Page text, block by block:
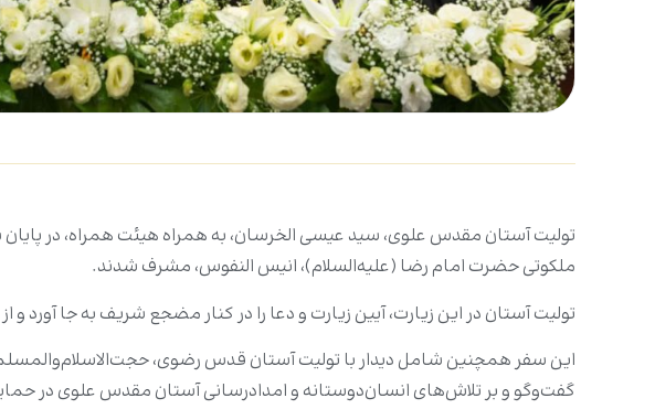
تولیت آستان مقدس علوی، سید عیسی الخرسان، به همراه هیئت همراه، در پایان
ملکوتی حضرت امام رضا (علیه‌السلام)، انیس النفوس، مشرف شدند.
تولیت آستان در این زیارت، آیین زیارت و دعا را در کنار مضجع شریف به‌ جا
این سفر همچنین شامل دیدار با تولیت آستان قدس رضوی،
گفت‌وگو و بر تلاش‌های انسان‌دوستانه و امدادرسانی آستان مقدس علوی در